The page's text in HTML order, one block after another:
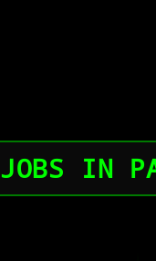
JOBS IN